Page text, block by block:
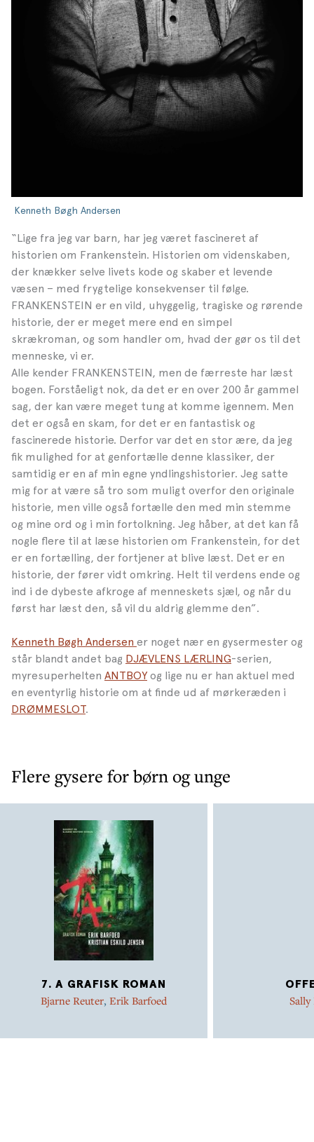
Kenneth Bøgh Andersen
“Lige fra jeg var barn, har jeg været fascineret af
historien om Frankenstein. Historien om videnskaben,
der knækker selve livets kode og skaber et levende
væsen – med frygtelige konsekvenser til følge.
FRANKENSTEIN er en vild, uhyggelig, tragiske og rørende
historie, der er meget mere end en simpel
skrækroman, og som handler om, hvad der gør os til det
menneske, vi er.
Alle kender FRANKENSTEIN, men de færreste har læst
bogen. Forståeligt nok, da det er en over 200 år gammel
sag, der kan være meget tung at komme igennem. Men
det er også en skam, for det er en fantastisk og
fascinerede historie. Derfor var det en stor ære, da jeg
fik mulighed for at genfortælle denne klassiker, der
samtidig er en af min egne yndlingshistorier. Jeg satte
mig for at være så tro som muligt overfor den originale
historie, men ville også fortælle den med min stemme
og mine ord og i min fortolkning. Jeg håber, at det kan få
nogle flere til at læse historien om Frankenstein, for det
er en fortælling, der fortjener at blive læst. Det er en
historie, der fører vidt omkring. Helt til verdens ende og
ind i de dybeste afkroge af menneskets sjæl, og når du
først har læst den, så vil du aldrig glemme den”.
Kenneth Bøgh Andersen er noget nær en gysermester og
står blandt andet bag DJÆVLENS LÆRLING-serien,
myresuperhelten ANTBOYog lige nu er han aktuel med
en eventyrlig historie om at finde ud af mørkeræden i
DRØMMESLOT.
Flere gysere for børn og unge
7. A GRAFISK ROMAN
Bjarne Reuter, Erik Barfoed